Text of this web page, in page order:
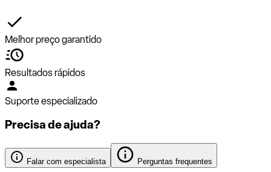
Melhor preço garantido
Resultados rápidos
Suporte especializado
Precisa de ajuda?
Falar com especialista Perguntas frequentes